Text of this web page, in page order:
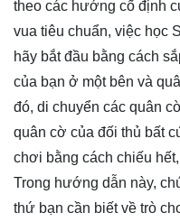
theo các hướng cố định
vua tiêu chuẩn, việc học
hãy bắt đầu bằng cách
của bạn ở một bên và
đó, di chuyển các quân
quân cờ của đối thủ bất
chơi bằng cách chiếu
Trong hướng dẫn này,
thứ bạn cần biết về trò